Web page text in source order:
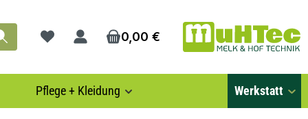
Du hast 0 Produkte auf dem Merkzettel
0,00 €
Pflege + Kleidung Werkstatt